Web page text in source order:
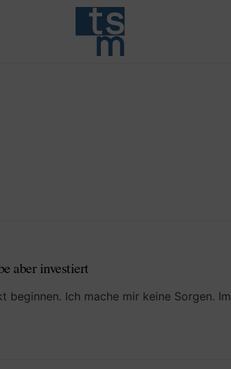
aber investiert
beginnen. Ich mache mir keine Sorgen. Im